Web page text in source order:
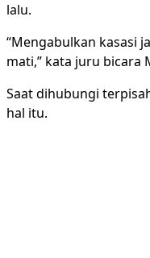
lalu.
“Mengabulkan kasasi
mati,” kata juru bicara
Saat dihubungi
hal itu.